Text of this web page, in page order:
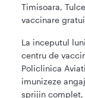
Timisoara,
vaccinare
La inceputul
centru de
Policlinica
imunizeze
sprijin complet,